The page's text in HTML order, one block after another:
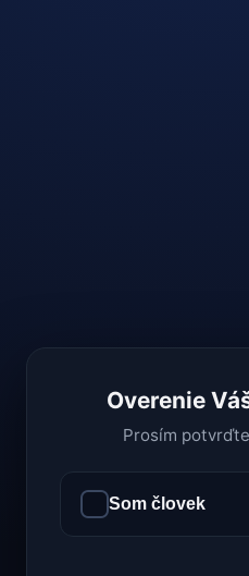
Overenie
Prosím
Som človek